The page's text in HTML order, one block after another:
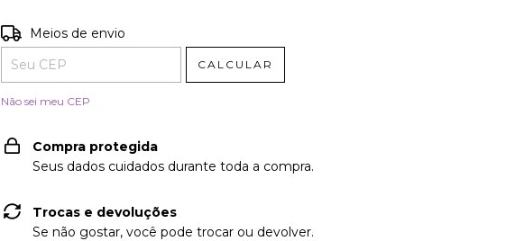
Entregas para o CEP:
Meios de envio
CALCULAR
Não sei meu CEP
Compra protegida
Seus dados cuidados durante toda a compra.
Trocas e devoluções
Se não gostar, você pode trocar ou devolver.